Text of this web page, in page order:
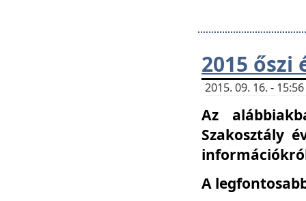
2015 őszi
2015. 09. 16. -
Az
Szakosztály
A